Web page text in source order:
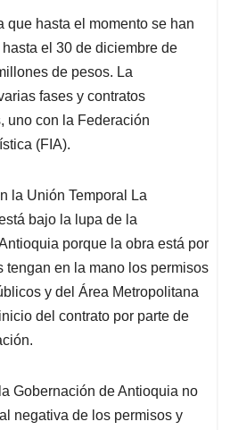
que hasta el momento se han
el 30 de diciembre de
de pesos. La
fases y contratos
uno con la Federación
(FIA).
la Unión Temporal La
bajo la lupa de la
porque la obra está por
tengan en la mano los permisos
y del Área Metropolitana
del contrato por parte de
Gobernación de Antioquia no
negativa de los permisos y